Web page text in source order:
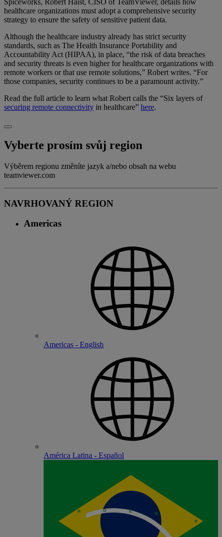
Spiceworks, Robert Haist, CISO of TeamViewer, details how
healthcare organizations must adopt a comprehensive security
strategy to ensure the safety of sensitive patient data.
Although the healthcare industry already has strict security
standards, such as The Health Insurance Portability and
Accountability Act (HIPAA), in place, “the risk of data breaches
and security threats is even higher for healthcare organizations with
remote workers or that use remote solutions,” Robert writes. “For
those companies, security continues to be a paramount activity.”
Read the full article to learn what Robert calls the “Six layers of
securing remote connectivity in healthcare” here.
Vyberte prosím svůj region
Výběrem regionu změníte jazyk a/nebo obsah na webu
teamviewer.com
NAVRHOVANÝ REGION
Americas
Americas - English
América Latina - Español